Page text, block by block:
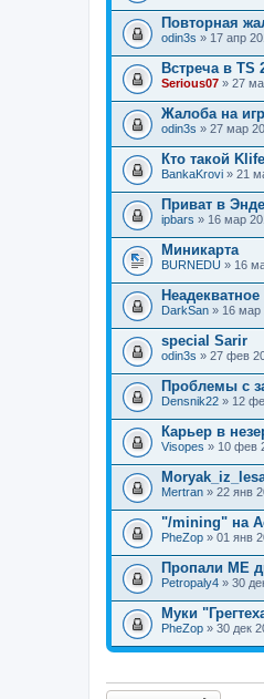
Повторная
odin3s » 17 апр
Встреча в TS
Serious07 » 27
Жалоба на
odin3s » 27 мар
Кто такой
BankaKrovi » 21
Приват в Энде
ipbars » 16 мар
Миникарта
BURNEDU » 16
DarkSan » 16 мар
special Sarir
odin3s » 27 фев
Проблемы с
Densnik22 » 12
Карьер в
Visopes » 10 фев
Mertran » 22 янв
"/mining" на
PheZop » 01 янв
Пропали МЕ
Petropaly4 » 30
Муки
PheZop » 30 дек